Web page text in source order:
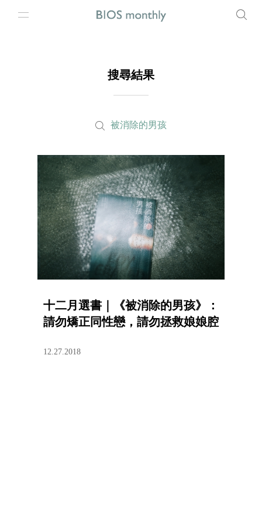
搜尋結果
被消除的男孩
十二月選書｜《被消除的男孩》：
請勿矯正同性戀，請勿拯救娘娘腔
12.27.2018